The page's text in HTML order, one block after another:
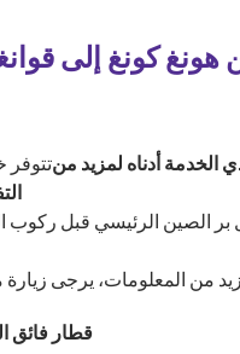
هونغ كونغ إلى
قوانغتشو. يرجى التواصل مع مزودي الخدمة أدناه لمزيد من
الصين الرئيسي قبل ركوب
من المعلومات، يرجى
قطار فائق